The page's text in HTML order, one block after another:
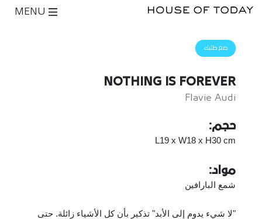
ضع طلبك
NOTHING IS FOREVER
Flavie Audi
حجم:
L19 x W18 x H30 cm
مواد:
شمع البارافين
"لا شيء يدوم إلى الأبد" تذكير بأن كل الأشياء زائلة. حتى